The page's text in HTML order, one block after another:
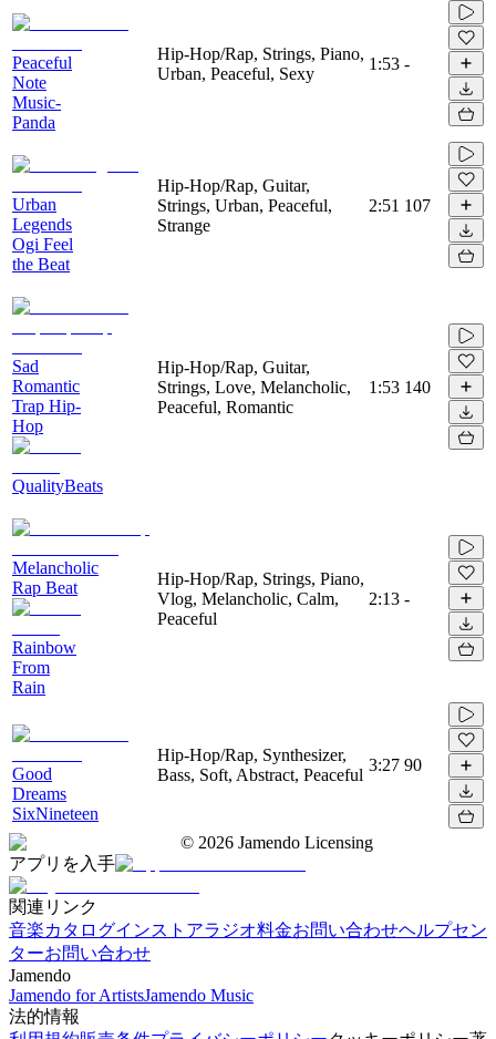
Peaceful
Note
Music-
Panda
Hip-Hop/Rap, Strings, Piano,
Urban, Peaceful, Sexy
1:53 -
Urban
Legends
Ogi Feel
the Beat
Hip-Hop/Rap, Guitar,
Strings, Urban, Peaceful,
Strange
2:51 107
Sad
Romantic
Trap Hip-
Hop
QualityBeats
Hip-Hop/Rap, Guitar,
Strings, Love, Melancholic,
Peaceful, Romantic
1:53 140
Melancholic
Rap Beat
Rainbow
From
Rain
Hip-Hop/Rap, Strings, Piano,
Vlog, Melancholic, Calm,
Peaceful
2:13 -
Good
Dreams
SixNineteen
Hip-Hop/Rap, Synthesizer,
Bass, Soft, Abstract, Peaceful
3:27 90
© 2026 Jamendo Licensing
アプリを入手
関連リンク
音楽カタログインストアラジオ料金お問い合わせヘルプセン
ターお問い合わせ
Jamendo
Jamendo for ArtistsJamendo Music
法的情報